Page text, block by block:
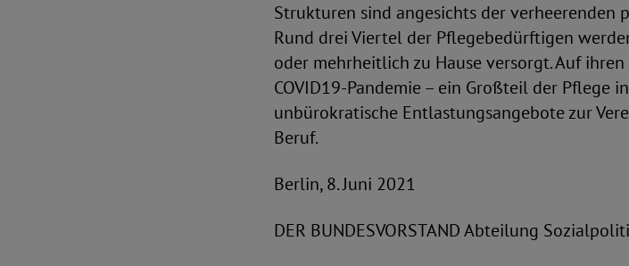
Strukturen sind angesichts der verheerenden
Rund drei Viertel der Pflegebedürftigen
oder mehrheitlich zu Hause versorgt. Auf
COVID19-Pandemie – ein Großteil der Pflege
unbürokratische Entlastungsangebote zur
Beruf.
Berlin, 8. Juni 2021
DER BUNDESVORSTAND Abteilung